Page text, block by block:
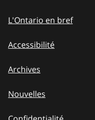
L'Ontario en bref
Accessibilité
Archives
Nouvelles